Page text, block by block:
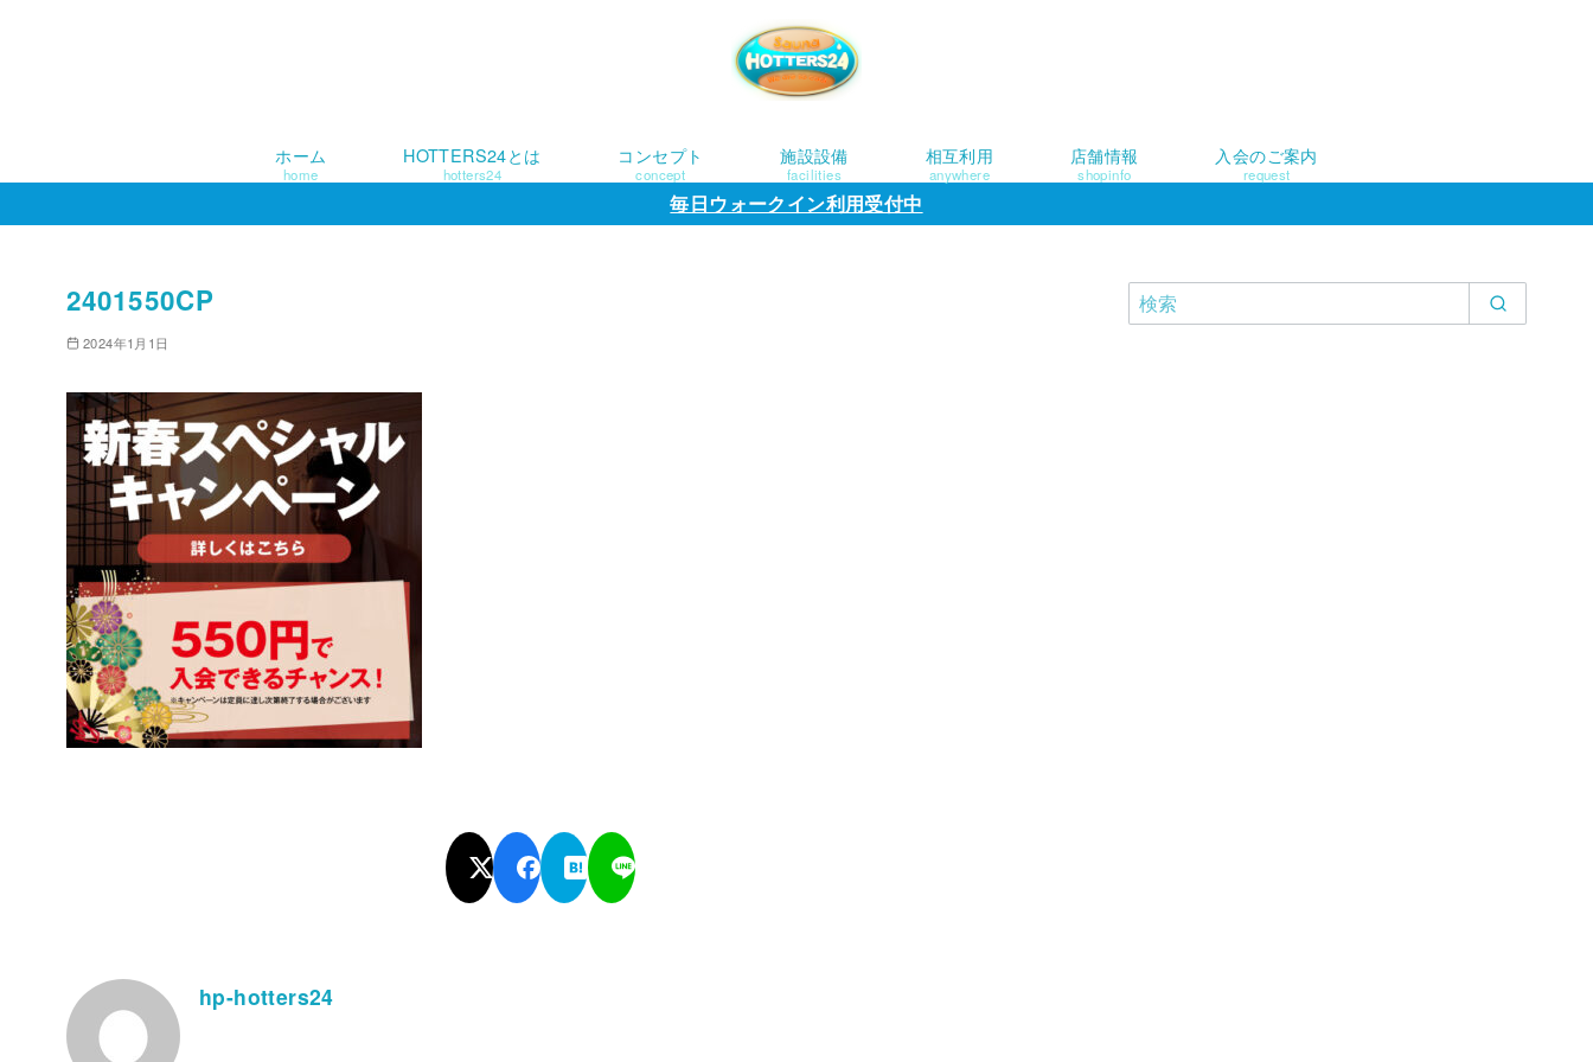
ン
ホーム
home
HOTTERS24とは
hotters24
コンセプト
concept
施設設備
facilities
相互利用
anywhere
店舗情報
shopinfo
入会のご案内
request
毎日ウォークイン利用受付中
2401550CP
2024年1月1日
hp-hotters24